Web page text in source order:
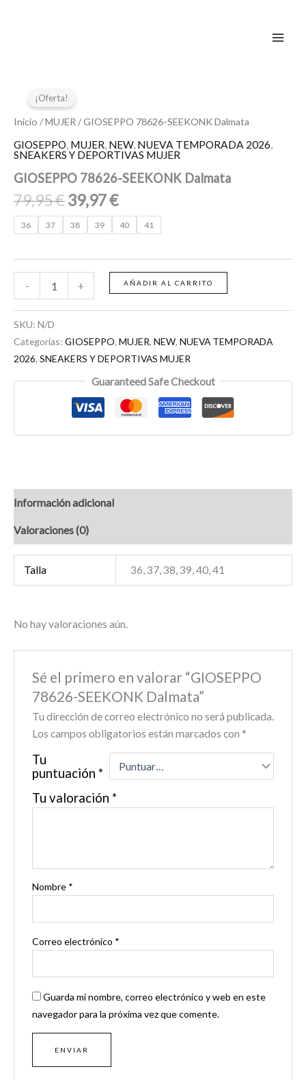
¡Oferta!
Inicio /MUJER / GIOSEPPO 78626-SEEKONK Dalmata
GIOSEPPO, MUJER, NEW, NUEVA TEMPORADA 2026,
SNEAKERS Y DEPORTIVAS MUJER
GIOSEPPO 78626-SEEKONK Dalmata
79,95€
original
79,95 €.
39,97€
actual
39,97 €.
36 37 38 39 40 41
-
78626-
SEEKONK
Dalmata
+ AÑADIR AL CARRITO
SKU: N/D
Categorías: GIOSEPPO, MUJER, NEW, NUEVA TEMPORADA
2026, SNEAKERS Y DEPORTIVAS MUJER
Guaranteed Safe Checkout
Información adicional
Valoraciones (0)
Talla 36, 37, 38, 39, 40, 41
No hay valoraciones aún.
Sé el primero en valorar “GIOSEPPO
78626-SEEKONK Dalmata”
Tu dirección de correo electrónico no será publicada.
Los campos obligatorios están marcados con *
Tu
puntuación *
Tu valoración *
Nombre *
Correo electrónico *
Guarda mi nombre, correo electrónico y web en este
navegador para la próxima vez que comente.